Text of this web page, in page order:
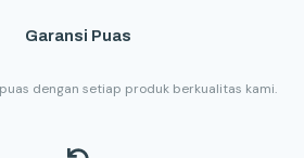
Garansi Puas
dengan setiap produk berkualitas kami.